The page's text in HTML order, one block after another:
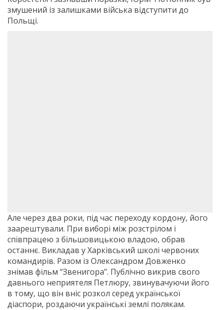
змушений із залишками війська відступити до
Польщі.
Але через два роки, під час переходу кордону, його
заарештували. При виборі між розстрілом і
співпрацею з більшовицькою владою, обрав
останнє. Викладав у Харківський школі червоних
командирів. Разом із Олександром Довженко
знімав фільм “Звенигора”. Публічно викрив свого
давнього неприятеля Петлюру, звинувачуючи його
в тому, що він вніс розкол серед української
діаспори, роздаючи українські землі полякам.